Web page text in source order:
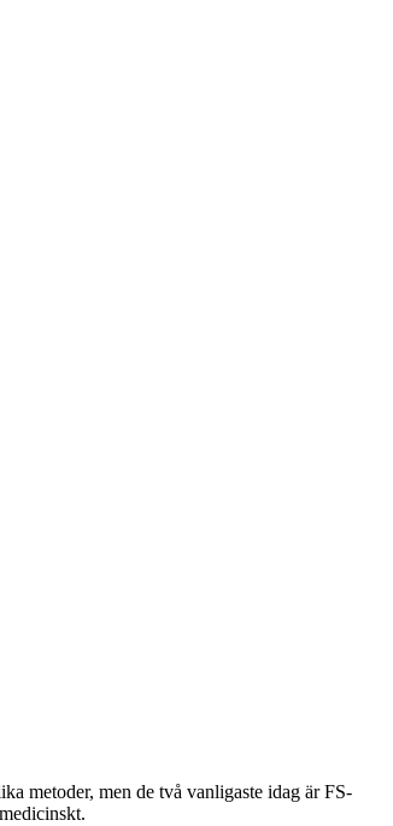
metoder, men de två vanligaste idag är FS-